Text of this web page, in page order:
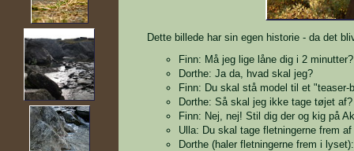
Dette billede har sin egen historie - da det
Finn: Må jeg lige låne dig i 2 minutter?
Dorthe: Ja da, hvad skal jeg?
Finn: Du skal stå model til et
Dorthe: Så skal jeg ikke tage tøjet af?
Finn: Nej, nej! Stil dig der og kig på
Ulla: Du skal tage fletningerne frem
Dorthe (haler fletningerne frem i